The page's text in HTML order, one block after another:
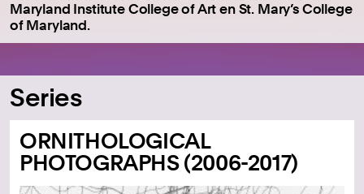
Maryland Institute College of Art en St. Mary’s College
of Maryland.
Series
ORNITHOLOGICAL
PHOTOGRAPHS (2006-2017)